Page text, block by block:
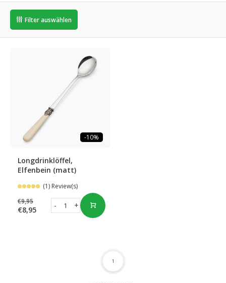
Filter auswählen
-10%
Longdrinklöffel,
Elfenbein (matt)
(1) Review(s)
€9,95
€8,95 +
-
1